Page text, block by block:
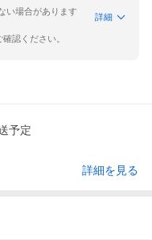
い場合があります
詳細
認ください。
予定
詳細を見る